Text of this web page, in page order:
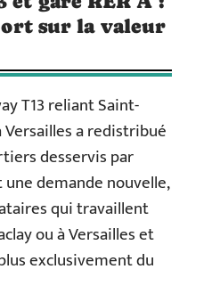
sur la valeur
T13 reliant Saint-
Versailles a redistribué
desservis par
demande nouvelle,
qui travaillent
ou à Versailles et
exclusivement du